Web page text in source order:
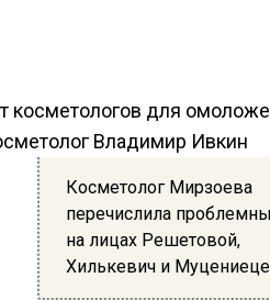
для
Владимир Ивкин
Косметолог Мирзоева
перечислила
на лицах Решетовой,
Хилькевич и Муцениеце